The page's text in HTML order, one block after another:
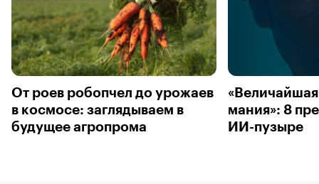
От роев робопчел до урожаев
в космосе: заглядываем в
будущее агропрома
«Величайшая
мания»: 8
ИИ-пузыре